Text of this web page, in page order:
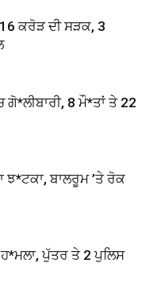
ਕਰੋੜ ਦੀ ਸੜਕ, 3
8 ਮੌ*ਤਾਂ ਤੇ 22
ਬਾਲਰੂਮ ’ਤੇ ਰੋਕ
ਪੁੱਤਰ ਤੇ 2 ਪੁਲਿਸ